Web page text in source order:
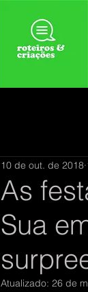
As
Sua
10 de out. de 2018
Atualizado: 26 de